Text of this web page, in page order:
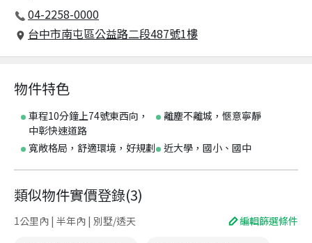
04-2258-0000
台中市南屯區公益路二段487號1樓
物件特色
車程10分鐘上74號東西向，
中彰快速道路
離塵不離城，愜意寧靜
寬敞格局，舒適環境，好規劃 近大學，國小、國中
類似物件實價登錄(3)
1公里內 | 半年內 | 別墅/透天 編輯篩選條件